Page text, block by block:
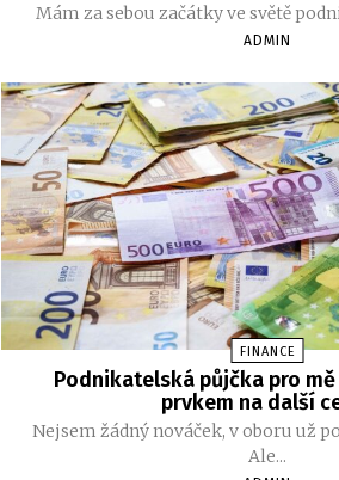
Mám za sebou začátky ve světě
ADMIN
FINANCE
Podnikatelská půjčka pro
prvkem na další
Nejsem žádný nováček, v oboru už
Ale...